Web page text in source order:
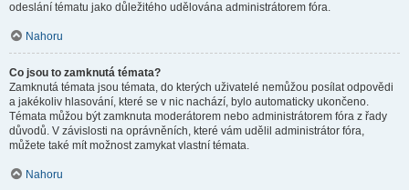
odeslání tématu jako důležitého udělována administrátorem fóra.
Nahoru
Co jsou to zamknutá témata?
Zamknutá témata jsou témata, do kterých uživatelé nemůžou posílat odpovědi
a jakékoliv hlasování, které se v nic nachází, bylo automaticky ukončeno.
Témata můžou být zamknuta moderátorem nebo administrátorem fóra z řady
důvodů. V závislosti na oprávněních, které vám udělil administrátor fóra,
můžete také mít možnost zamykat vlastní témata.
Nahoru